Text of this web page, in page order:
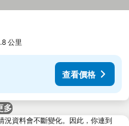
公里
查看價格
多
況資料會不斷變化。因此，你連到